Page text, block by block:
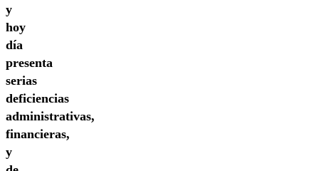
y
hoy
día
presenta
serias
deficiencias
administrativas,
financieras,
y